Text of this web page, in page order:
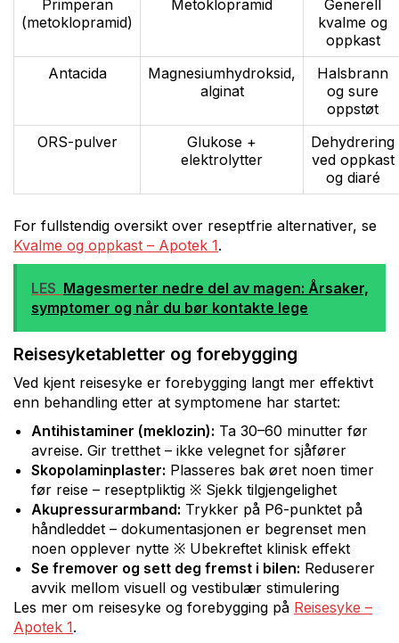
Primperan
(metoklopramid)
Metoklopramid
Generell
kvalme og
oppkast
Antacida
Magnesiumhydroksid,
alginat
Halsbrann
og sure
oppstøt
ORS-pulver
Glukose +
elektrolytter
Dehydrering
ved oppkast
og diaré
For fullstendig oversikt over reseptfrie alternativer, se
Kvalme og oppkast – Apotek 1.
LES Magesmerter nedre del av magen: Årsaker,
symptomer og når du bør kontakte lege
Reisesyketabletter og forebygging
Ved kjent reisesyke er forebygging langt mer effektivt
enn behandling etter at symptomene har startet:
Antihistaminer (meklozin): Ta 30–60 minutter før
avreise. Gir tretthet – ikke velegnet for sjåfører
Skopolaminplaster: Plasseres bak øret noen timer
før reise – reseptpliktig ※ Sjekk tilgjengelighet
Akupressurarmband: Trykker på P6-punktet på
håndleddet – dokumentasjonen er begrenset men
noen opplever nytte ※ Ubekreftet klinisk effekt
Se fremover og sett deg fremst i bilen: Reduserer
avvik mellom visuell og vestibulær stimulering
Les mer om reisesyke og forebygging på Reisesyke –
Apotek 1.